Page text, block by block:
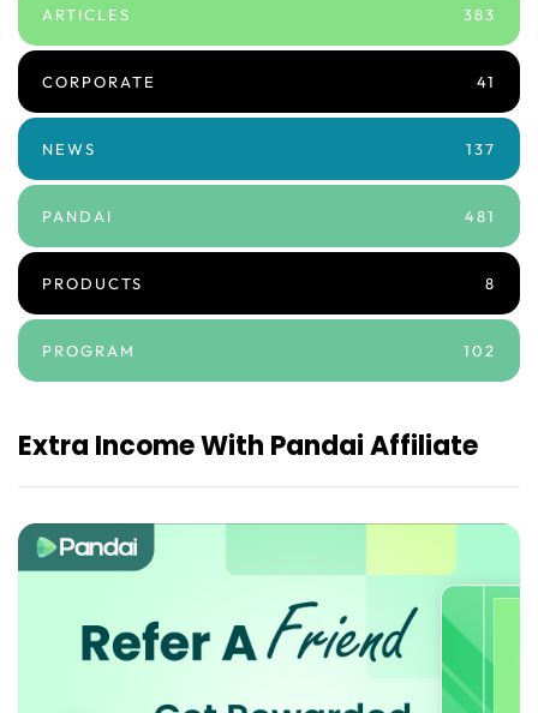
ARTICLES 383
CORPORATE 41
NEWS 137
PANDAI 481
PRODUCTS 8
PROGRAM 102
Extra Income With Pandai Affiliate